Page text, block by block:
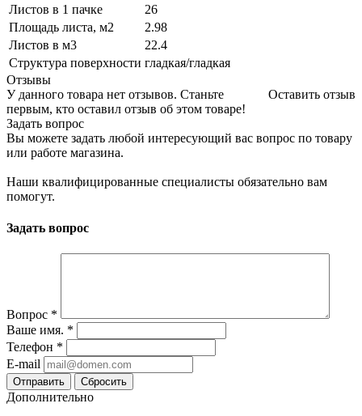
Листов в 1 пачке
26
Площадь листа, м2
2.98
Листов в м3
22.4
Структура поверхности гладкая/гладкая
Отзывы
Оставить отзыв
У данного товара нет отзывов. Станьте
первым, кто оставил отзыв об этом товаре!
Задать вопрос
Вы можете задать любой интересующий вас вопрос по товару
или работе магазина.
Наши квалифицированные специалисты обязательно вам
помогут.
Задать вопрос
Вопрос *
Ваше имя. *
Телефон *
E-mail
Сбросить
Дополнительно